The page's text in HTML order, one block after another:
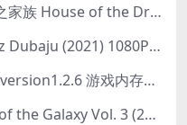
HBO 权力的游戏前传 龙之家族 House of the Dragon (2022) 中字 1080P 更新4集
迪拜的女孩 Dziewczyny z Dubaju (2021) 1080P 中字
IOS 越狱软件iMemScan version1.2.6 游戏内存修改器
银河护卫队3 Guardians of the Galaxy Vol. 3 (2023)4K高清资源1080p只分享精品